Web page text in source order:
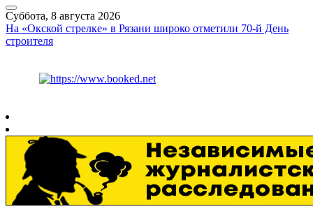
Суббота, 8 августа 2026
На «Окской стрелке» в Рязани широко отметили 70-й День
строителя